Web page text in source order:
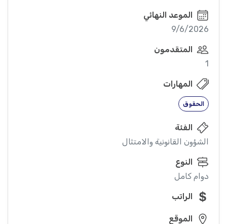
الموعد النهائي
9/6/2026
المتقدمون
1
المهارات
الحقوق
الفئة
الشؤون القانونية والامتثال
النوع
دوام كامل
الراتب
الموقع